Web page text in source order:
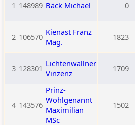
1 148989 Bäck Michael 0
2 106570 Kienast Franz
Mag.
1823
3 128301 Lichtenwallner
Vinzenz
1709
4 143576
Prinz-
Wohlgenannt
Maximilian
MSc
1502